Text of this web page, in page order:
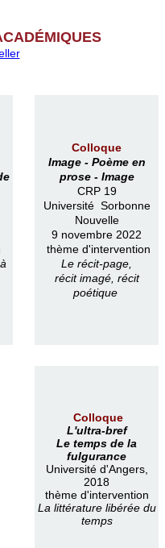
ÉMIQUES
Colloque
Image - Poème en
prose - Image
CRP 19
Université Sorbonne
Nouvelle
9 novembre 2022
thème d'intervention
Le récit-page,
récit imagé, récit
poétique
Colloque
L'ultra-bref
Le temps de la
fulgurance
Université d'Angers,
2018
thème d'intervention
La littérature libérée du
temps